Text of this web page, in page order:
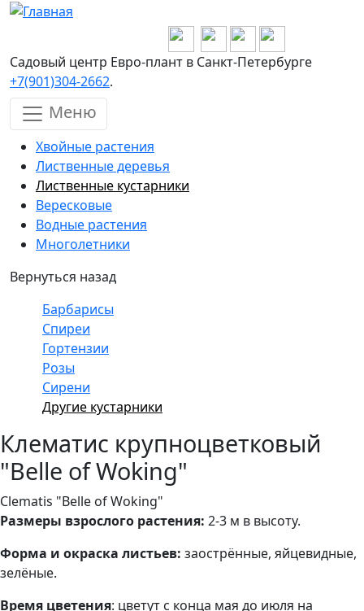
Перейти к основному содержанию
Садовый центр Евро-плант в Санкт-Петербурге
+7(901)304-2662.
Меню
Хвойные растения
Лиственные деревья
Лиственные кустарники
Вересковые
Водные растения
Многолетники
Вернуться назад
Барбарисы
Спиреи
Гортензии
Розы
Сирени
Другие кустарники
Клематис крупноцветковый
"Belle of Woking"
Clematis "Belle of Woking"
Размеры взрослого растения: 2-3 м в высоту.
Форма и окраска листьев: заострённые, яйцевидные,
зелёные.
Время цветения: цветут с конца мая до июля на